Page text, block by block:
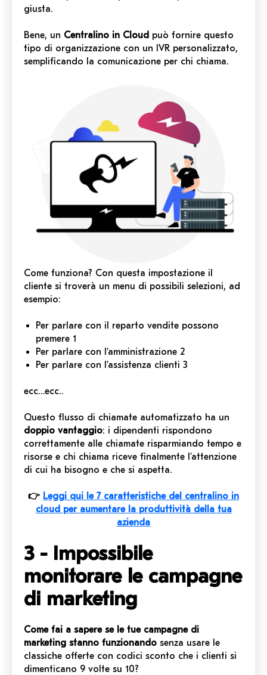
giusta.
Bene, un Centralino in Cloud può fornire questo
tipo di organizzazione con un IVR personalizzato,
semplificando la comunicazione per chi chiama.
Come funziona? Con questa impostazione il
cliente si troverà un menu di possibili selezioni, ad
esempio:
Per parlare con il reparto vendite possono
premere 1
Per parlare con l’amministrazione 2
Per parlare con l’assistenza clienti 3
ecc...ecc..
Questo flusso di chiamate automatizzato ha un
doppio vantaggio: i dipendenti rispondono
correttamente alle chiamate risparmiando tempo e
risorse e chi chiama riceve finalmente l'attenzione
di cui ha bisogno e che si aspetta.
👉 Leggi qui le 7 caratteristiche del centralino in
cloud per aumentare la produttività della tua
azienda
3 - Impossibile
monitorare le campagne
di marketing
Come fai a sapere se le tue campagne di
marketing stanno funzionando senza usare le
classiche offerte con codici sconto che i clienti si
dimenticano 9 volte su 10?